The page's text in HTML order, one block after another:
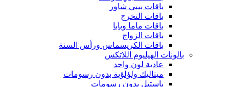
باقات بيبي شاور
باقات التخرج
باقات ماما وبابا
باقات الزواج
باقات الكريسماس ورأس السنة
بالونات الهيليوم اللاتكس
عادية لون واحد
ميتاليك ولؤلؤية بدون رسومات
باستيل بدون رسومات